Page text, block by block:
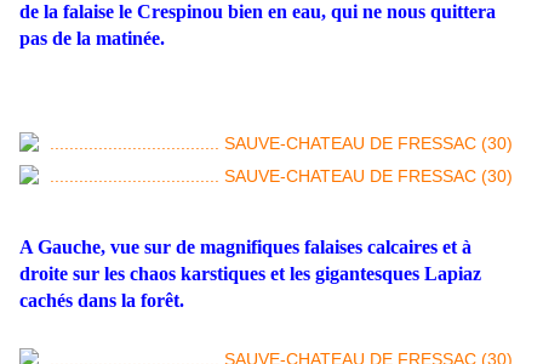
de la falaise le Crespinou bien en eau, qui ne nous quittera
pas de la matinée.
A Gauche, vue sur de magnifiques falaises calcaires et à
droite sur les chaos karstiques et les gigantesques Lapiaz
cachés dans la forêt.